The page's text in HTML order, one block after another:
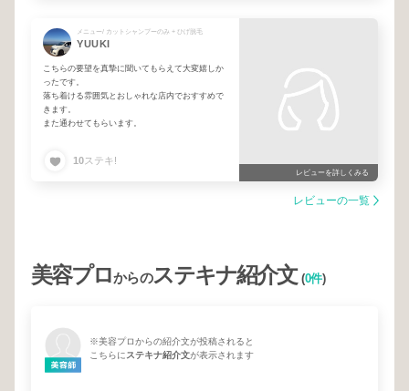
メニュー/ カットシャンプーのみ + ひげ脱毛
YUUKI
こちらの要望を真摯に聞いてもらえて大変嬉しか
ったです。
落ち着ける雰囲気とおしゃれな店内でおすすめで
きます。
また通わせてもらいます。
10ステキ!
レビューを詳しくみる
レビューの一覧
美容プロからのステキナ紹介文(0件)
※美容プロからの紹介文が投稿されると
こちらにステキナ紹介文が表示されます